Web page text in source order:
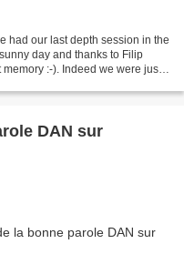
had our last depth session in the
day and thanks to Filip
:-). Indeed we were just
DAN sur